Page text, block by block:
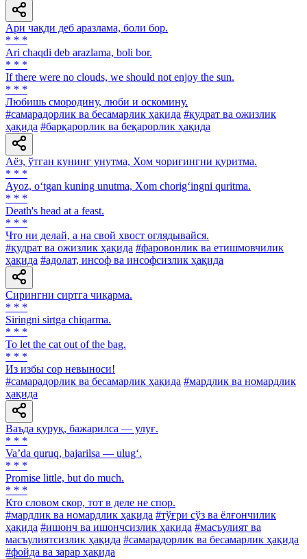
Ари чақди деб аразлама, боли бор.
* * *
Ari chaqdi deb arazlama, boli bor.
* * *
If there were no clouds, we should not enjoy the sun.
* * *
Любишь смородину, люби и оскомину.
#самарадорлик ва бесамарлик ҳақида #қудрат ва ожизлик
ҳақида #барқарорлик ва беқарорлик ҳақида
Аёз, ўтган кунинг унутма, Хом чориғингни қуритма.
* * *
Ayoz, o‘tgan kuning unutma, Xom chorig‘ingni quritma.
* * *
Death's head at a feast.
* * *
Что ни делай, а на свой хвост оглядывайся.
#қудрат ва ожизлик ҳақида #фаровонлик ва етишмовчилик
ҳақида #адолат, инсоф ва инсофсизлик ҳақида
Сирингни сиртга чиқарма.
* * *
Siringni sirtga chiqarma.
* * *
To let the cat out of the bag.
* * *
Из избы cop невыноси!
#самарадорлик ва бесамарлик ҳақида #мардлик ва номардлик
ҳақида
Ваъда қуруқ, бажарилса — улуғ.
* * *
Va’da quruq, bajarilsa — ulug‘.
* * *
Promise little, but do much.
* * *
Кто словом скор, тот в деле не спор.
#мардлик ва номардлик ҳақида #тўғри сўз ва ёлғончилик
ҳақида #ишонч ва ишончсизлик ҳақида #масъулият ва
масъулиятсизлик ҳақида #самарадорлик ва бесамарлик ҳақида
#фойда ва зарар ҳақида